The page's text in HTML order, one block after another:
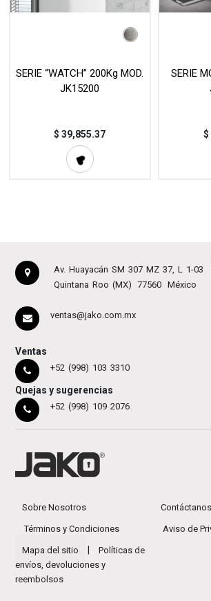
SERIE “WATCH” 200Kg MOD.
JK15200
$39,855.37
SERIE
$
Av. Huayacán SM 307 MZ 37, L 1-03
Quintana Roo (MX)
77560 México
ventas@jako.com.mx
Ventas
+52 (998) 103 3310
Quejas y sugerencias
+52 (998) 109 2076
Sobre Nosotros Contáctanos
Términos y Condiciones Aviso de
Mapa del sitio
Políticas de
envíos, devoluciones y
reembolsos